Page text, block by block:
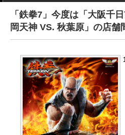
「鉄拳7」今度は「大阪千
岡天神 VS. 秋葉原」の店舗